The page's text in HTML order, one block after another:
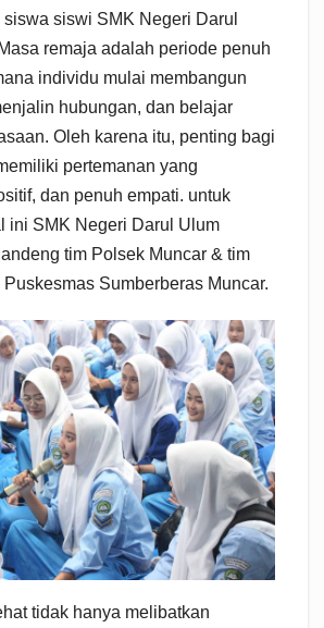
siswi SMK Negeri Darul
remaja adalah periode penuh
individu mulai membangun
hubungan, dan belajar
Oleh karena itu, penting bagi
pertemanan yang
dan penuh empati. untuk
ini SMK Negeri Darul Ulum
tim Polsek Muncar & tim
Sumberberas Muncar.
tidak hanya melibatkan